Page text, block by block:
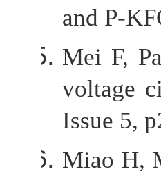
and P-
Mei F,
voltage
Issue 5,
Miao H,